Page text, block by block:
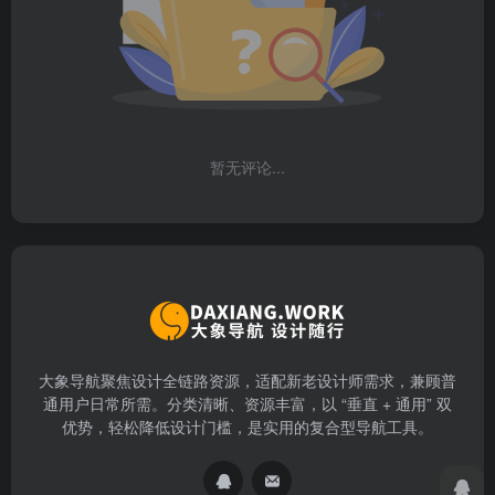
暂无评论...
大象导航聚焦设计全链路资源，适配新老设计师需求，兼顾普
通用户日常所需。分类清晰、资源丰富，以 “垂直 + 通用” 双
优势，轻松降低设计门槛，是实用的复合型导航工具。